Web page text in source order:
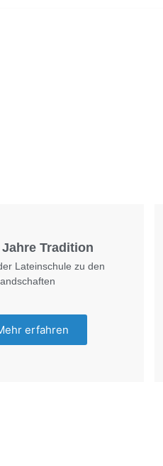
Jahre Tradition
Lateinschule zu den
erfahren